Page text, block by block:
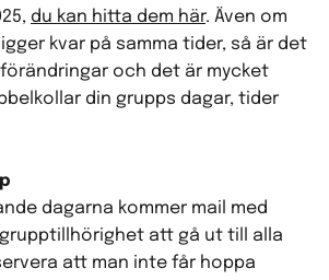
du kan hitta dem här. Även om
kvar på samma tider, så är det
och det är mycket
din grupps dagar, tider
dagarna kommer mail med
att gå ut till alla
att man inte får hoppa